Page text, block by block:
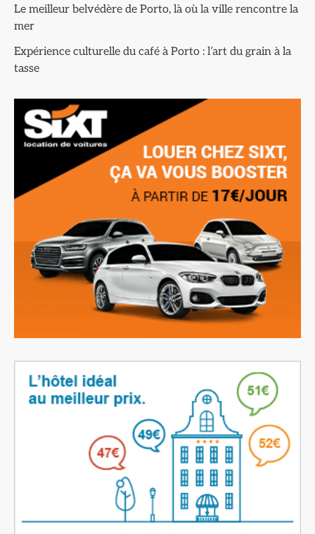
Le meilleur belvédère de Porto, là où la ville rencontre la
mer
Expérience culturelle du café à Porto : l’art du grain à la
tasse